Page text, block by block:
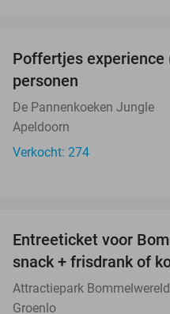
Poffertjes experience
personen
De Pannenkoeken Jungle
Apeldoorn
Verkocht: 274
Entreeticket voor
snack + frisdrank of
Attractiepark Bommelwereld
Groenlo